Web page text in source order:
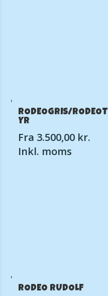
RODEOGRIS/RODEOT
YR
Fra 3.500,00 kr.
Inkl. moms
RODEO RUDOLF